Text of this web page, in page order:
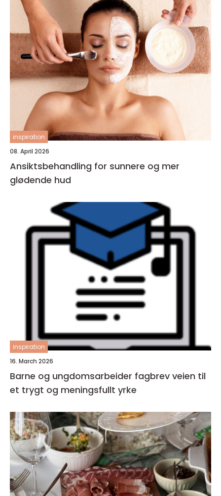
inspiration
08. April 2026
Ansiktsbehandling for sunnere og mer
glødende hud
inspiration
16. March 2026
Barne og ungdomsarbeider fagbrev veien til
et trygt og meningsfullt yrke